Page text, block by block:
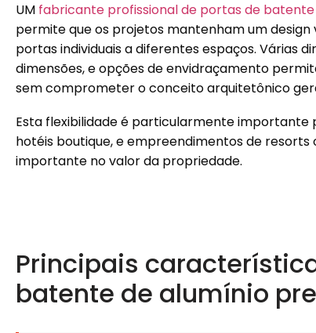
UM fabricante profissional de portas de
permite que os projetos mantenham um
portas individuais a diferentes espaços. Várias
dimensões, e opções de envidraçamento
sem comprometer o conceito arquitetônico
Esta flexibilidade é particularmente importante
hotéis boutique, e empreendimentos de
importante no valor da propriedade.
Principais
batente de alumínio